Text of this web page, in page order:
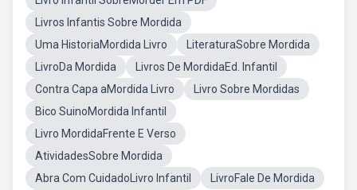
Livros Infantis Sobre Mordida
Uma HistoriaMordida Livro
LiteraturaSobre Mordida
LivroDa Mordida
Livros De MordidaEd. Infantil
Contra Capa aMordida Livro
Livro Sobre Mordidas
Bico SuinoMordida Infantil
Livro MordidaFrente E Verso
AtividadesSobre Mordida
Abra Com CuidadoLivro Infantil
LivroFale De Mordida